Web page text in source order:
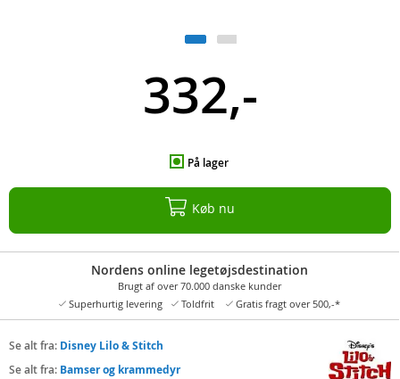
332,-
På lager
Køb nu
Nordens online legetøjsdestination
Brugt af over 70.000 danske kunder
Superhurtig levering
Toldfrit Gratis fragt over 500,-*
Se alt fra: Disney Lilo & Stitch
Se alt fra: Bamser og krammedyr